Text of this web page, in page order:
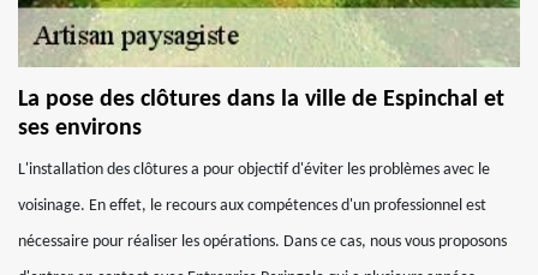
La pose des clôtures dans la ville de Espinchal et
ses environs
L'installation des clôtures a pour objectif d'éviter les problèmes avec le
voisinage. En effet, le recours aux compétences d'un professionnel est
nécessaire pour réaliser les opérations. Dans ce cas, nous vous proposons